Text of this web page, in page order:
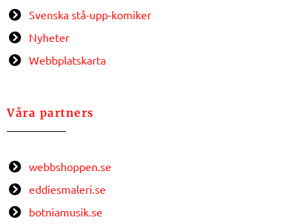
Svenska stå-upp-komiker
Nyheter
Webbplatskarta
Våra partners
webbshoppen.se
eddiesmaleri.se
botniamusik.se